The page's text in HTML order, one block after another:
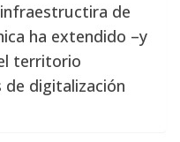
de
ha extendido –y
territorio
de digitalización